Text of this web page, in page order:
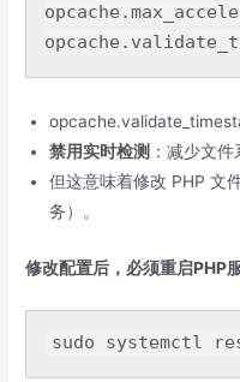
禁用实时检测 ：减少文
但这意味着修改 PHP 文
务）。
修改配置后，必须重启PHP
sudo systemctl